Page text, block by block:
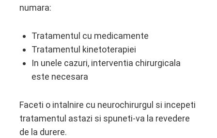
numara:
Tratamentul cu medicamente
Tratamentul kinetoterapiei
In unele cazuri, interventia chirurgicala
este necesara
Faceti o intalnire cu neurochirurgul si incepeti
tratamentul astazi si spuneti-va la revedere
de la durere.